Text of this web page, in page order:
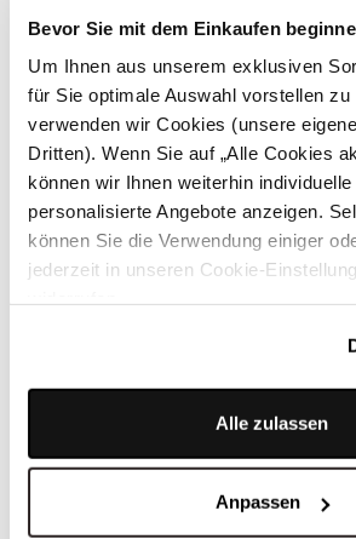
Bevor Sie mit dem Einkaufen
Um Ihnen aus unserem exklusiven
für Sie optimale Auswahl vorstellen zu
verwenden wir Cookies (unsere
Dritten). Wenn Sie auf „Alle Cookies
können wir Ihnen weiterhin
personalisierte Angebote anzeigen.
können Sie die Verwendung einiger
jederzeit in unseren Cookie-
Alle zulassen
Anpassen